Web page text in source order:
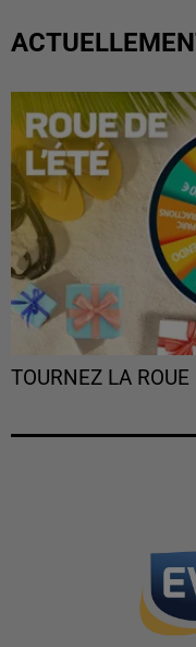
TOURNEZ LA ROUE